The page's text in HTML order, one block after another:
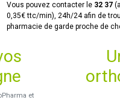
Vous pouvez contacter le 32 37
0,35€ ttc/min), 24h/24 afin de
pharmacie de garde proche de
et